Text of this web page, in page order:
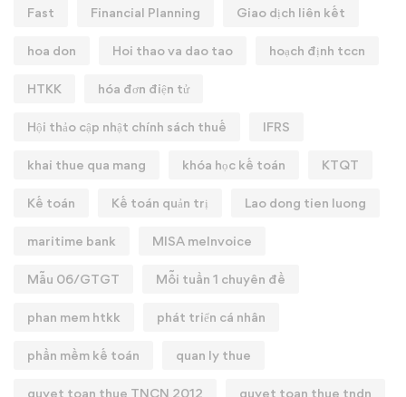
Fast Financial Planning Giao dịch liên kết
hoa don Hoi thao va dao tao hoạch định tccn
HTKK hóa đơn điện tử
Hội thảo cập nhật chính sách thuế IFRS
khai thue qua mang khóa học kế toán KTQT
Kế toán Kế toán quản trị Lao dong tien luong
maritime bank MISA meInvoice
Mẫu 06/GTGT Mỗi tuần 1 chuyên đề
phan mem htkk phát triển cá nhân
phần mềm kế toán quan ly thue
quyet toan thue TNCN 2012 quyet toan thue tndn